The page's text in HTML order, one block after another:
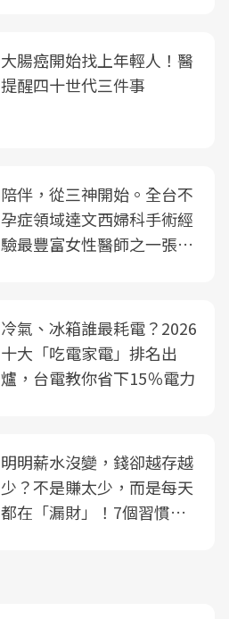
大腸癌開始找上年輕人！醫
提醒四十世代三件事
陪伴，從三神開始。全台不
孕症領域達文西婦科手術經
驗最豐富女性醫師之一張永
光田醫院建構360度女性健
康照護生態圈
冷氣、冰箱誰最耗電？2026
十大「吃電家電」排名出
爐，台電教你省下15％電力
明明薪水沒變，錢卻越存越
少？不是賺太少，而是每天
都在「漏財」！7個習慣一